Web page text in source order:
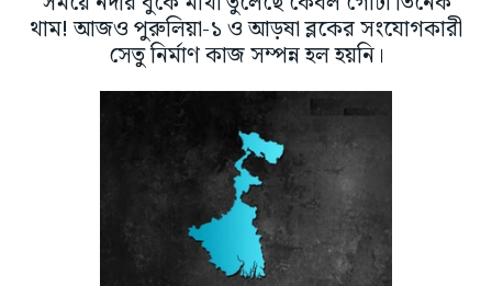
থাম! আজও পুরুলিয়া-১ ও আড়ষা ব্লকের সংযোগকারী
সেতু নির্মাণ কাজ সম্পন্ন হল হয়নি।